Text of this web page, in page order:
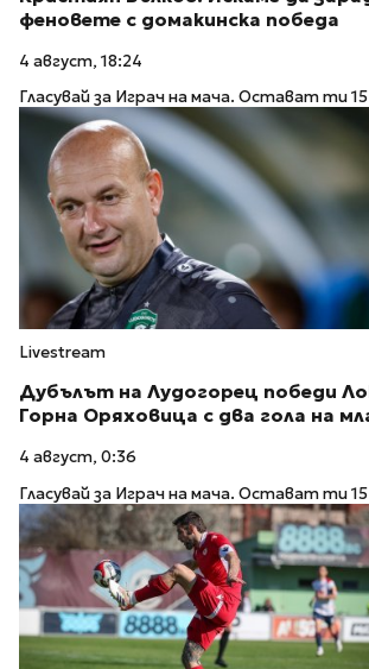
феновете с домакинска победа
4 август, 18:24
Гласувай за Играч на мача. Остават ти
Livestream
Дубълът на Лудогорец победи
Горна Оряховица с два гола на
4 август, 0:36
Гласувай за Играч на мача. Остават ти